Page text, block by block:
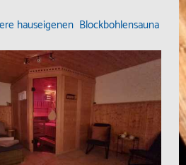
hauseigenen Blockbohlensauna